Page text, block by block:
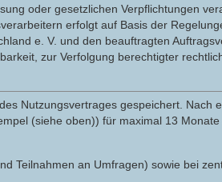
oder gesetzlichen Verpflichtungen
erfolgt auf Basis der
e. V. und den beauftragten
zur Verfolgung berechtigter
Nutzungsvertrages gespeichert.
(siehe oben)) für maximal 13
Teilnahmen an Umfragen) sowie bei